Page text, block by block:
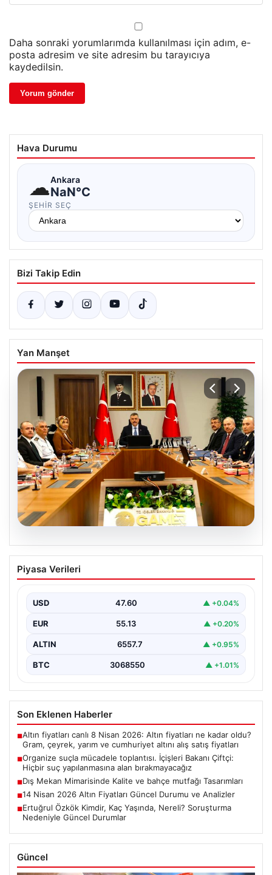
Daha sonraki yorumlarımda kullanılması için adım, e-
posta adresim ve site adresim bu tarayıcıya
kaydedilsin.
Hava Durumu
☁Ankara
NaN°C
ŞEHIR SEÇ
Bizi Takip Edin
Yan Manşet
05.08.2026
Organize suçla mücadele toplantısı.
İçişleri Bakanı Çiftçi: Hiçbir suç
Piyasa Verileri
USD 47.60 ▲ +0.04%
EUR 55.13 ▲ +0.20%
ALTIN 6557.7 ▲ +0.95%
BTC 3068550 ▲ +1.01%
Son Eklenen Haberler
■Altın fiyatları canlı 8 Nisan 2026: Altın fiyatları ne kadar oldu?
Gram, çeyrek, yarım ve cumhuriyet altını alış satış fiyatları
■Organize suçla mücadele toplantısı. İçişleri Bakanı Çiftçi:
Hiçbir suç yapılanmasına alan bırakmayacağız
■Dış Mekan Mimarisinde Kalite ve bahçe mutfağı Tasarımları
■14 Nisan 2026 Altın Fiyatları Güncel Durumu ve Analizler
■Ertuğrul Özkök Kimdir, Kaç Yaşında, Nereli? Soruşturma
Nedeniyle Güncel Durumlar
Güncel